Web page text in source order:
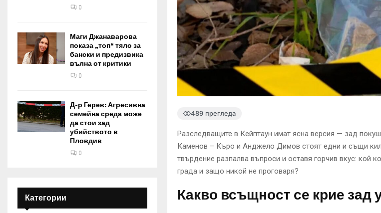
489 прегледа
Разследващите в Кейптаун имат ясна версия — зад
Каменов – Къро и Анджело Димов стоят едни и същи
твърдение разпалва въпроси и оставя горчив вкус: кой
града и защо никой не проговаря?
Какво всъщност се крие зад
0
Маги Джанаварова
показа „топ“ тяло за
бански и предизвика
вълна от критики
0
Д-р Герев: Агресивна
семейна среда може
да стои зад
убийството в
Пловдив
0
Категории